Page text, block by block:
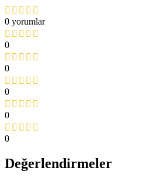
0 yorumlar
0
0
0
0
0
Değerlendirmeler